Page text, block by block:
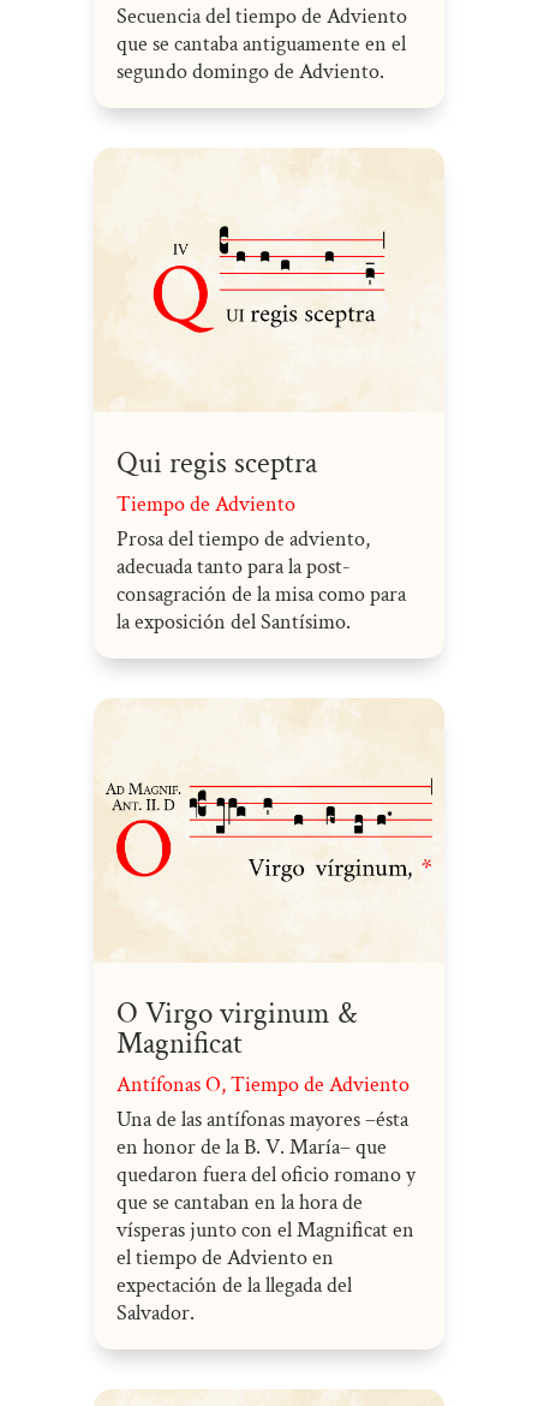
Secuencia del tiempo de Adviento
que se cantaba antiguamente en el
segundo domingo de Adviento.
Qui regis sceptra
Tiempo de Adviento
Prosa del tiempo de adviento,
adecuada tanto para la post-
consagración de la misa como para
la exposición del Santísimo.
O Virgo virginum &
Magnificat
Antífonas O,Tiempo de Adviento
Una de las antífonas mayores –ésta
en honor de la B. V. María– que
quedaron fuera del oficio romano y
que se cantaban en la hora de
vísperas junto con el Magnificat en
el tiempo de Adviento en
expectación de la llegada del
Salvador.